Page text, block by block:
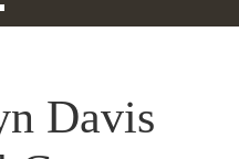
Davis